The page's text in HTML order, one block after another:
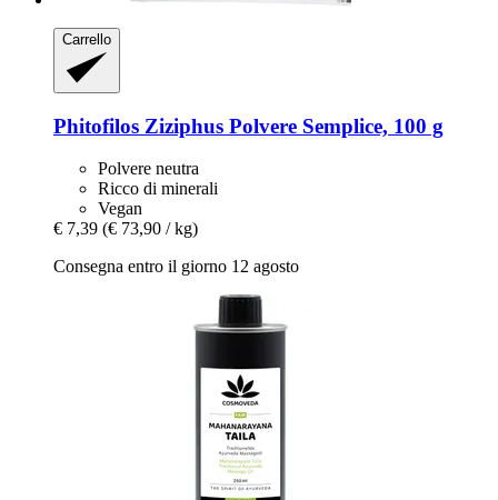
Carrello
Phitofilos Ziziphus Polvere Semplice, 100 g
Polvere neutra
Ricco di minerali
Vegan
€ 7,39 (€ 73,90 / kg)
Consegna entro il giorno 12 agosto